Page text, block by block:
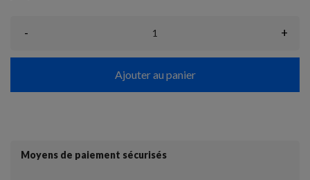
- +
Ajouter au panier
Moyens de paiement sécurisés